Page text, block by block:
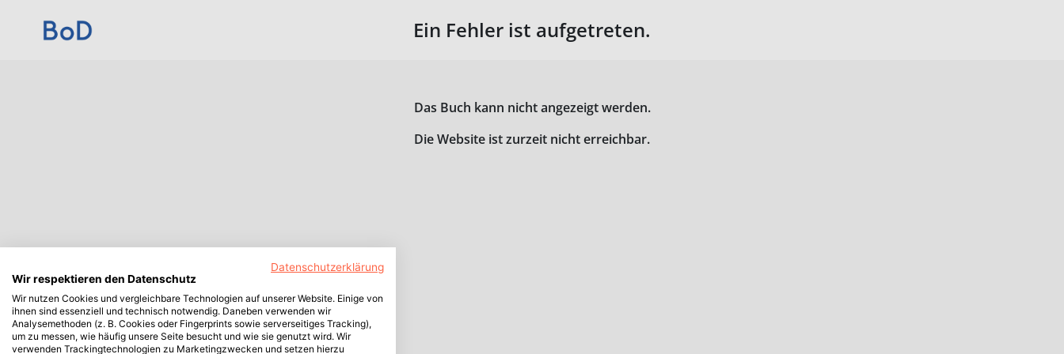
Ein Fehler ist aufgetreten.
Das Buch kann nicht angezeigt werden.
Die Website ist zurzeit nicht erreichbar.
Datenschutzerklärung
Wir respektieren den Datenschutz
Wir nutzen Cookies und vergleichbare Technologien auf unserer Website. Einige von
ihnen sind essenziell und technisch notwendig. Daneben verwenden wir
Analysemethoden (z. B. Cookies oder Fingerprints sowie serverseitiges Tracking),
um zu messen, wie häufig unsere Seite besucht und wie sie genutzt wird. Wir
verwenden Trackingtechnologien zu Marketingzwecken und setzen hierzu